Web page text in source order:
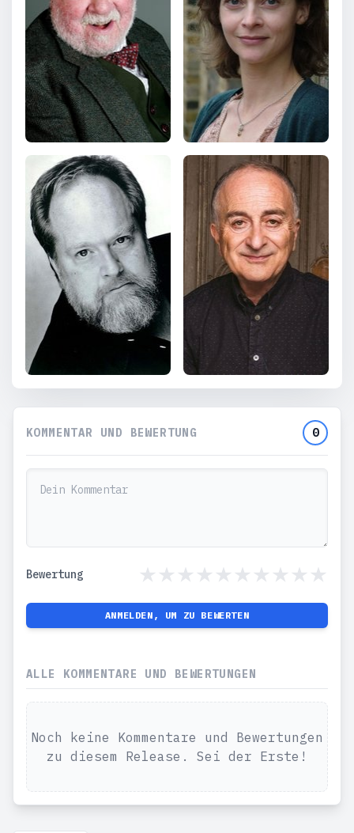
KOMMENTAR UND BEWERTUNG 0
Bewertung
ANMELDEN, UM ZU BEWERTEN
ALLE KOMMENTARE UND BEWERTUNGEN
Noch keine Kommentare und Bewertungen
zu diesem Release. Sei der Erste!